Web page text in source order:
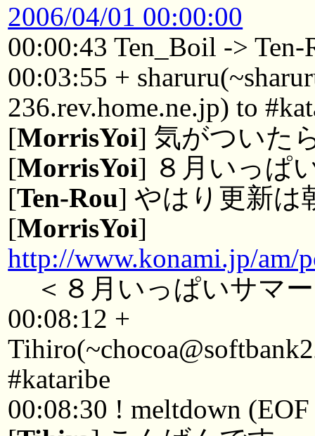
2006/04/01 00:00:00
00:00:43 Ten_Boil -> Ten-
00:03:55 +
236.rev.home.ne.jp) to
[MorrisYoi] 気がついた
[MorrisYoi] ８月いっぱ
[Ten-Rou] やはり更新
[MorrisYoi]
http://www.konami.jp/am/
＜８月いっぱいサマー
00:08:12 +
#kataribe
00:08:30 ! meltdown